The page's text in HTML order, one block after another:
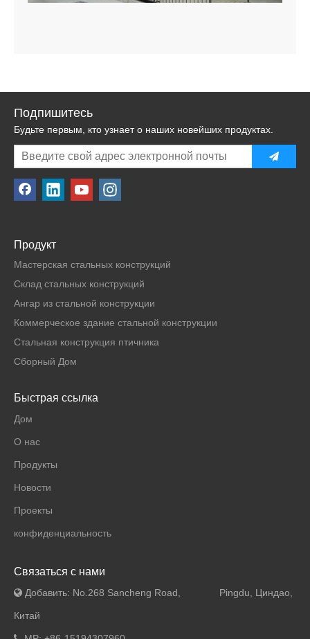
Подпишитесь
Будьте первым, кто узнает о наших новейших продуктах.
Продукт
Мастерская стальных конструкций
Склад стальных конструкций
Ангар из стальной конструкции
Коммерческое здание стальной конструкции
Стальная конструкция птичника
Сборный Дом
Быстрая ссылка
Дом
О нас
Продукты
Новости
Проекты
конфиденциальность
Связаться с нами
 Добавить: No.268 Sancheng Road, Pingdu, Циндао,
Китай